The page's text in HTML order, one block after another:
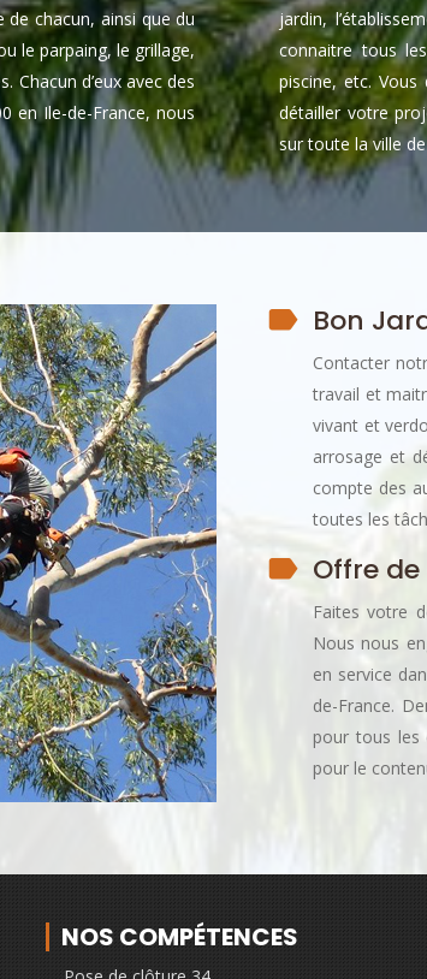
chacun, ainsi que du
le parpaing, le grillage,
Chacun d’eux avec des
en Ile-de-France, nous
jardin,
connaitre tous
piscine, etc. Vous
détailler votre
sur toute la ville
Bon
Contacter
travail et
vivant et
arrosage et
compte des
toutes les
Offre
Faites votre
Nous nous
en service
de-France.
pour tous les
pour le
NOS COMPÉTENCES